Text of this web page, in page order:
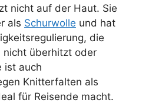
nicht auf der Haut. Sie
als Schurwolle und hat
die
nicht überhitzt oder
ist auch
Knitterfalten als
für Reisende macht.